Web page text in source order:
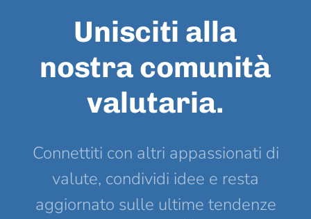
Unisciti alla
nostra comunità
valutaria.
Connettiti con altri appassionati di
valute, condividi idee e resta
aggiornato sulle ultime tendenze